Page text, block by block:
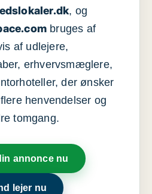
, og
bruges af
af udlejere,
erhvervsmæglere,
der ønsker
henvendelser og
tomgang.
annonce nu
lejer nu